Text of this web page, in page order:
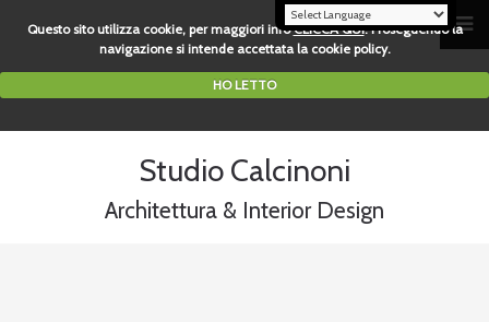
Questo sito utilizza cookie, per maggiori infoCLICCA QUI. Proseguendo la
navigazione si intende accettata la cookie policy.
HO LETTO
Studio Calcinoni
Architettura & Interior Design